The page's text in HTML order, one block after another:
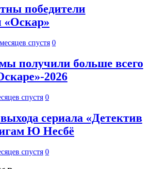
победители
«Оскар»
спустя 0
получили больше всего
2026
спустя 0
сериала «Детектив
Ю Несбё
спустя 0